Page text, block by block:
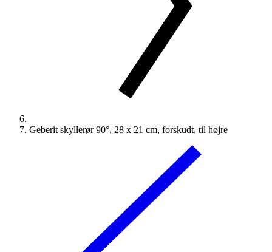
Geberit skyllerør 90°, 28 x 21 cm, forskudt, til højre